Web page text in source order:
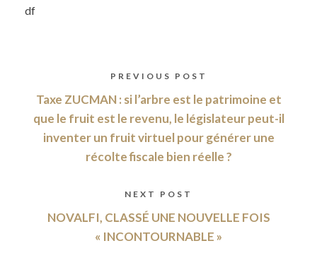
df
PREVIOUS POST
Taxe ZUCMAN : si l’arbre est le patrimoine et
que le fruit est le revenu, le législateur peut-il
inventer un fruit virtuel pour générer une
récolte fiscale bien réelle ?
NEXT POST
NOVALFI, CLASSÉ UNE NOUVELLE FOIS
« INCONTOURNABLE »